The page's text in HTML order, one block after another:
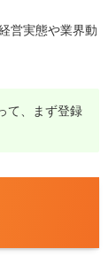
営実態や業界動
て、まず登録